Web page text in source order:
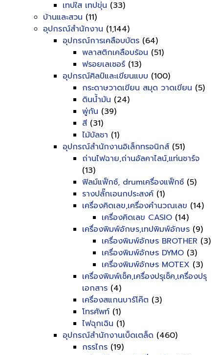
เทปใส เทปขุ่น (33)
บ้านและสวน (11)
อุปกรณ์สำนักงาน (1,144)
อุปกรณ์การเคลือบบัตร (64)
พลาสติกเคลือบร้อน (51)
ฟรอยเลเซอร์ (13)
อุปกรณ์ศิลป์และเขียนแบบ (100)
กระดาษวาดเขียน สมุด วาดเขียน (5)
ดินน้ำมัน (24)
พู่กัน (39)
สี (31)
ไม้บัลชา (1)
อุปกรณ์สำนักงานอิเล็กทรอนิกส์ (51)
ถ่านไฟฉาย,ถ่านอัลคาไลน์,แท่นชาร์จ
(13)
ฟิลม์แฟ็กซ์, drumเครื่องแฟ็กซ์ (5)
รางปลั๊กเอนกประสงค์ (1)
เครื่องคิดเลข,เครื่องคำนวณเลข (14)
เครื่องคิดเลข CASIO (14)
เครื่องพิมพ์อักษร,เทปพิมพ์อักษร (9)
เครื่องพิมพ์อักษร BROTHER (3)
เครื่องพิมพ์อักษร DYMO (3)
เครื่องพิมพ์อักษร MOTEX (3)
เครื่องพิมพ์เช็ค,เครื่องปรุเช็ค,เครื่องปรุ
เอกสาร (4)
เครื่องสแกนบาร์โค๊ต (3)
โทรศัพท์ (1)
ไฟฉุกเฉิน (1)
อุปกรณ์สำนักงานเบ็ดเตล็ด (460)
กรรไกร (19)